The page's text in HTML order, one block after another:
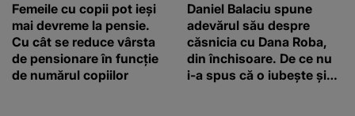
Femeile cu copii pot ieși
mai devreme la pensie.
Cu cât se reduce vârsta
de pensionare în funcție
de numărul copiilor
Daniel Balaciu spune
adevărul său despre
căsnicia cu Dana Roba,
din închisoare. De ce nu
i-a spus că o iubește și